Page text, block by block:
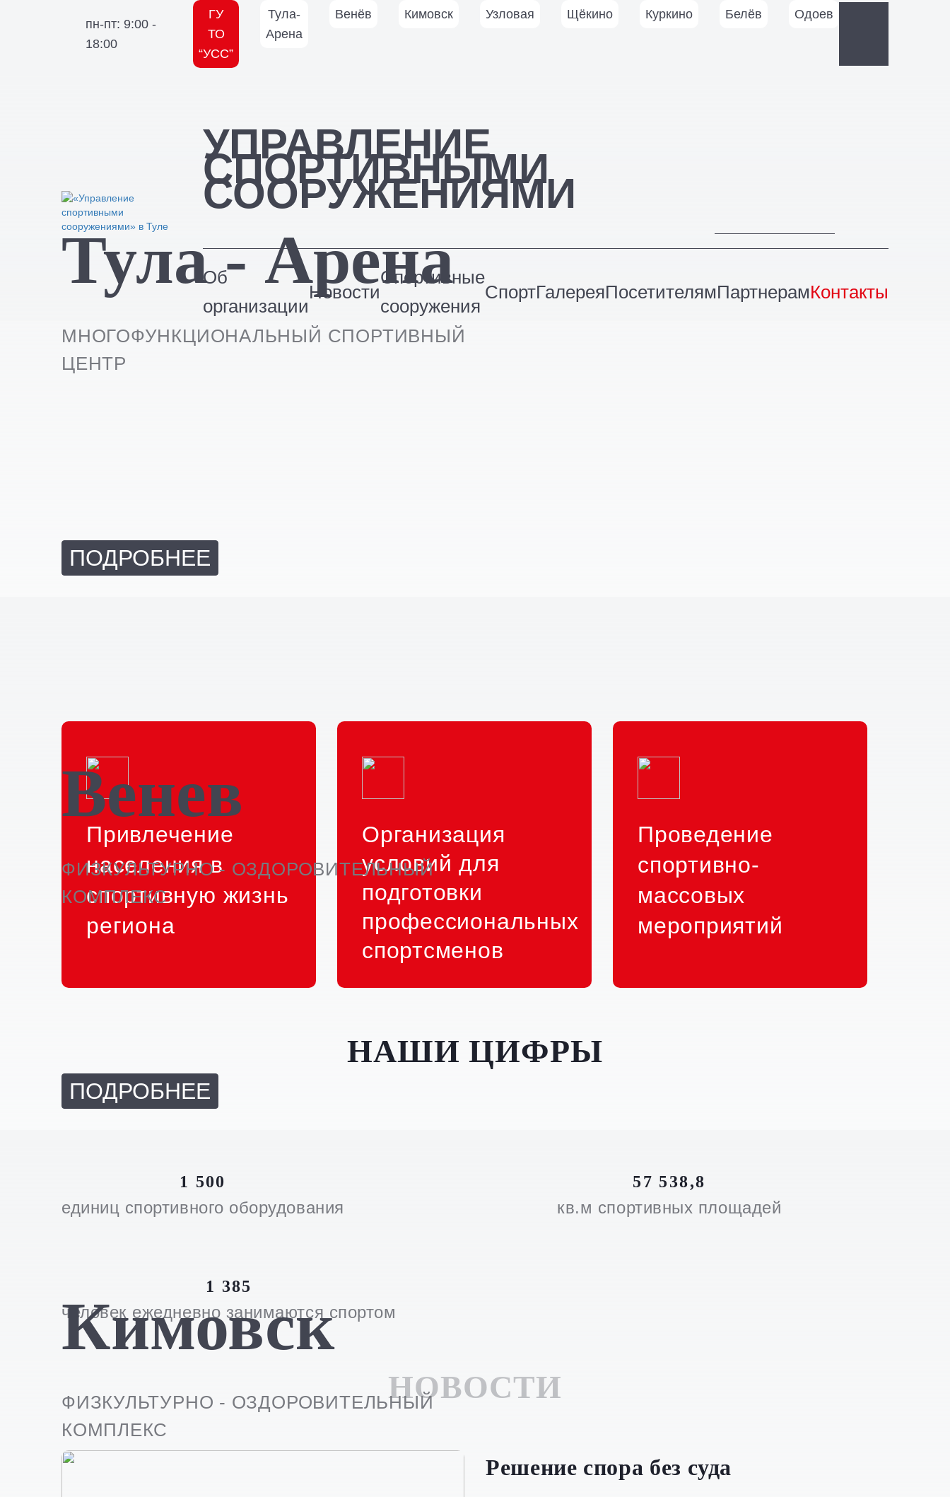
пн-пт: 9:00 -
18:00
ГУ
ТО
“УСС”
Тула-
Арена
Венёв Кимовск Узловая Щёкино Куркино Белёв Одоев
УПРАВЛЕНИЕ
СПОРТИВНЫМИ
СООРУЖЕНИЯМИ
Об
организации
Новости
Спортивные
сооружения
СпортГалереяПосетителямПартнерамКонтакты
Тула - Арена
МНОГОФУНКЦИОНАЛЬНЫЙ СПОРТИВНЫЙ
ЦЕНТР
ПОДРОБНЕЕ
Венев
ФИЗКУЛЬТУРНО - ОЗДОРОВИТЕЛЬНЫЙ
КОМПЛЕКС
ПОДРОБНЕЕ
Кимовск
ФИЗКУЛЬТУРНО - ОЗДОРОВИТЕЛЬНЫЙ
КОМПЛЕКС
Привлечение
населения в
спортивную жизнь
региона
Организация
условий для
подготовки
профессиональных
спортсменов
Проведение
спортивно-
массовых
мероприятий
НАШИ ЦИФРЫ
1 500
единиц спортивного оборудования
57 538,8
кв.м спортивных площадей
1 385
человек ежедневно занимаются спортом
НОВОСТИ
Решение спора без суда